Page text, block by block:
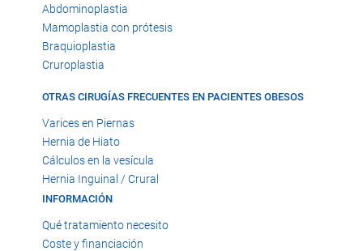
Abdominoplastia
Mamoplastia con prótesis
Braquioplastia
Cruroplastia
OTRAS CIRUGÍAS FRECUENTES EN PACIENTES OBESOS
Varices en Piernas
Hernia de Hiato
Cálculos en la vesícula
Hernia Inguinal / Crural
INFORMACIÓN
Qué tratamiento necesito
Coste y financiación